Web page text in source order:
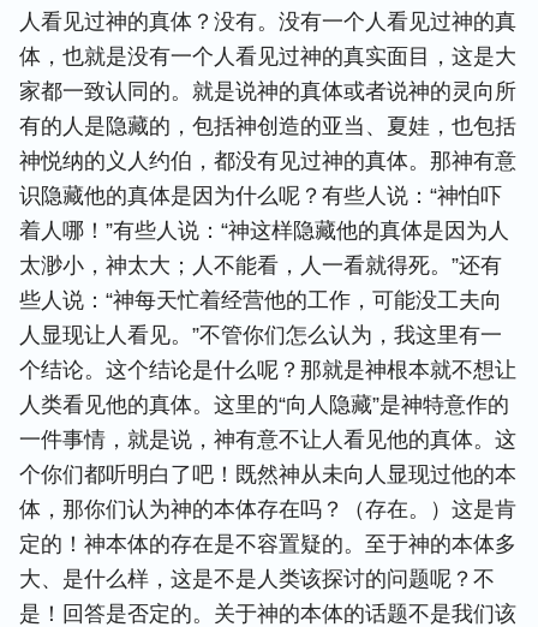
人看见过神的真体？没有。没有一个人看见过神的真
体，也就是没有一个人看见过神的真实面目，这是大
家都一致认同的。就是说神的真体或者说神的灵向所
有的人是隐藏的，包括神创造的亚当、夏娃，也包括
神悦纳的义人约伯，都没有见过神的真体。那神有意
识隐藏他的真体是因为什么呢？有些人说：“神怕吓
着人哪！”有些人说：“神这样隐藏他的真体是因为人
太渺小，神太大；人不能看，人一看就得死。”还有
些人说：“神每天忙着经营他的工作，可能没工夫向
人显现让人看见。”不管你们怎么认为，我这里有一
个结论。这个结论是什么呢？那就是神根本就不想让
人类看见他的真体。这里的“向人隐藏”是神特意作的
一件事情，就是说，神有意不让人看见他的真体。这
个你们都听明白了吧！既然神从未向人显现过他的本
体，那你们认为神的本体存在吗？（存在。）这是肯
定的！神本体的存在是不容置疑的。至于神的本体多
大、是什么样，这是不是人类该探讨的问题呢？不
是！回答是否定的。关于神的本体的话题不是我们该